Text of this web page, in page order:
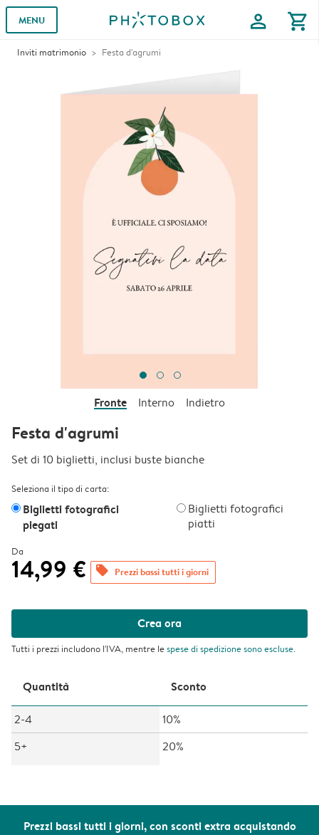
MENU profile shopping_cart
Inviti matrimonio Festa d'agrumi
Prezzi bassi tutti i giorni, con sconti extra acquistando
Fronte Interno Indietro
Festa d'agrumi
Set di 10 biglietti, inclusi buste bianche
Seleziona il tipo di carta:
Biglietti fotografici
piegati
Biglietti fotografici
piatti
Da
14,99 € offers Prezzi bassi tutti i giorni
Crea ora
Tutti i prezzi includono l'IVA, mentre lespese di spedizionesono escluse.
Quantità Sconto
2-4
10%
5+
20%